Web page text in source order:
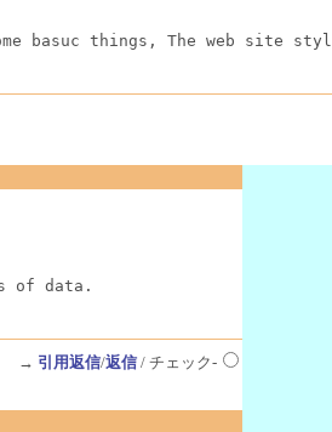
basuc things, The web
of data.
→ 引用返信/返信/ チェック-